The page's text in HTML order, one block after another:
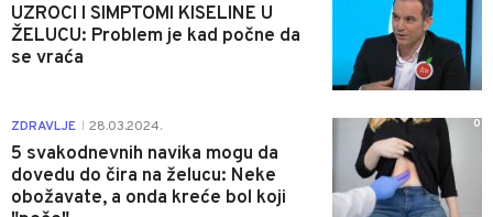
UZROCI I SIMPTOMI KISELINE U
ŽELUCU: Problem je kad počne da
se vraća
ZDRAVLJE 28.03.2024.
5 svakodnevnih navika mogu da
dovedu do čira na želucu: Neke
obožavate, a onda kreće bol koji
0